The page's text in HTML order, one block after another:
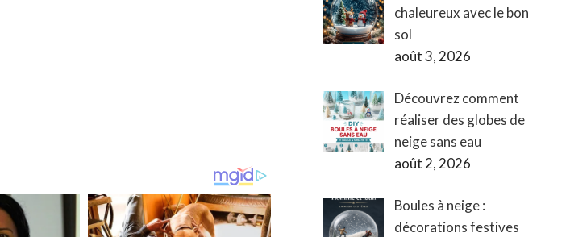
chaleureux avec le bon
sol
août 3, 2026
Découvrez comment
réaliser des globes de
neige sans eau
août 2, 2026
Boules à neige :
décorations festives